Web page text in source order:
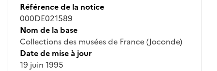
Référence de la notice
000DE021589
Nom de la base
Collections des musées de France (Joconde)
Date de mise à jour
19 juin 1995